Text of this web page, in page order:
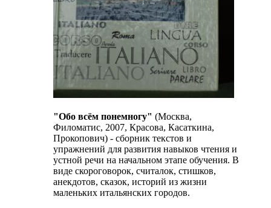
"Обо всём понемногу" (Москва,
Филоматис, 2007, Красова, Касаткина,
Прокопович) - сборник текстов и
упражнений для развития навыков чтения и
устной речи на начальном этапе обучения. В
виде скороговорок, считалок, стишков,
анекдотов, сказок, историй из жизни
маленьких итальянских городов.